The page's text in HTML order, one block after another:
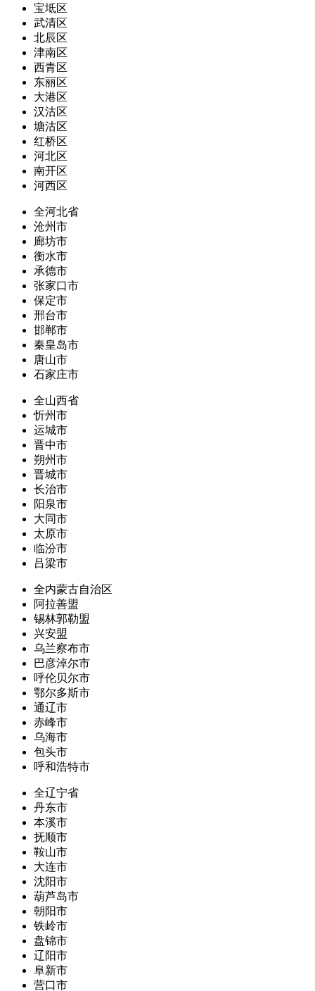
宝坻区
武清区
北辰区
津南区
西青区
东丽区
大港区
汉沽区
塘沽区
红桥区
河北区
南开区
河西区
全河北省
沧州市
廊坊市
衡水市
承德市
张家口市
保定市
邢台市
邯郸市
秦皇岛市
唐山市
石家庄市
全山西省
忻州市
运城市
晋中市
朔州市
晋城市
长治市
阳泉市
大同市
太原市
临汾市
吕梁市
全内蒙古自治区
阿拉善盟
锡林郭勒盟
兴安盟
乌兰察布市
巴彦淖尔市
呼伦贝尔市
鄂尔多斯市
通辽市
赤峰市
乌海市
包头市
呼和浩特市
全辽宁省
丹东市
本溪市
抚顺市
鞍山市
大连市
沈阳市
葫芦岛市
朝阳市
铁岭市
盘锦市
辽阳市
阜新市
营口市